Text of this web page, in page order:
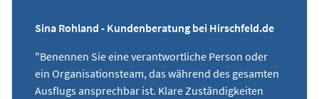
Sina Rohland - Kundenberatung bei Hirschfeld.de
"Benennen Sie eine verantwortliche Person oder
ein Organisationsteam, das während des gesamten
Ausflugs ansprechbar ist. Klare Zuständigkeiten